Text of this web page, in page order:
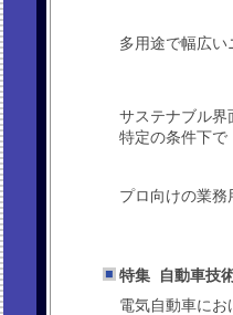
多用途で幅広
サステナブル界
特定の条件下で
プロ向けの業
特集 自動車技
電気自動車にお